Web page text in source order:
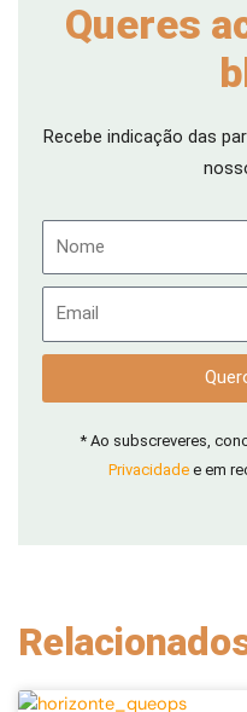
Queres
Recebe indicação das
* Ao subscreveres,
Privacidade e em